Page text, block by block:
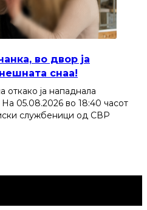
во двор ја
снаа!
откако ја нападнала
05.08.2026 во 18:40 часот
службеници од СВР